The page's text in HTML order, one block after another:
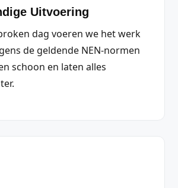
Uitvoering
dag voeren we het werk
de geldende NEN-normen
schoon en laten alles